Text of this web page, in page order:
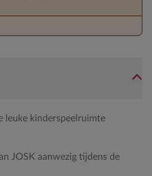
leuke kinderspeelruimte
JOSK aanwezig tijdens de